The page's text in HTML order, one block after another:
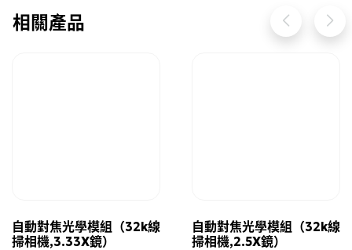
相關產品
自動對焦光學模組（32k線
掃相機,3.33X鏡）
自動對焦光學模組（32k線
掃相機,2.5X鏡）